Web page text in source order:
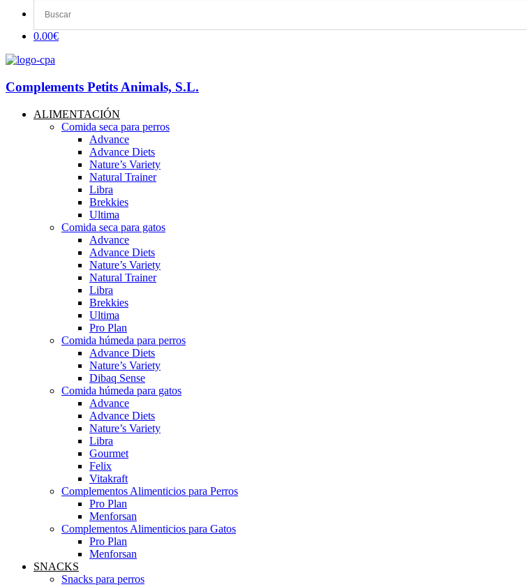
0.00€
Complements Petits Animals, S.L.
ALIMENTACIÓN
Comida seca para perros
Advance
Advance Diets
Nature’s Variety
Natural Trainer
Libra
Brekkies
Ultima
Comida seca para gatos
Advance
Advance Diets
Nature’s Variety
Natural Trainer
Libra
Brekkies
Ultima
Pro Plan
Comida húmeda para perros
Advance Diets
Nature’s Variety
Dibaq Sense
Comida húmeda para gatos
Advance
Advance Diets
Nature’s Variety
Libra
Gourmet
Felix
Vitakraft
Complementos Alimenticios para Perros
Pro Plan
Menforsan
Complementos Alimenticios para Gatos
Pro Plan
Menforsan
SNACKS
Snacks para perros